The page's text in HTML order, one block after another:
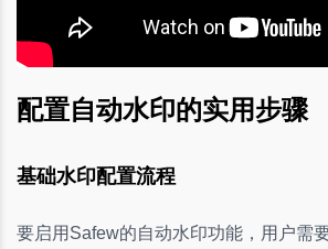
配置自动水印的实用步骤
基础水印配置流程
要启用Safew的自动水印功能，用户需